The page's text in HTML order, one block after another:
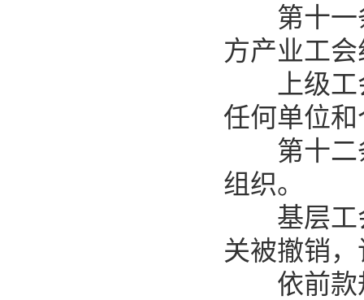
第十一条
方产业工
上级工会
任何单位
第十二条
组织。
基层工会
关被撤销
依前款规